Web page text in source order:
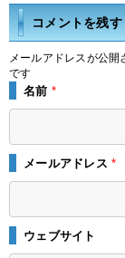
コメントを残す
メールアドレスが公開
です
名前 *
メールアドレス*
ウェブサイト